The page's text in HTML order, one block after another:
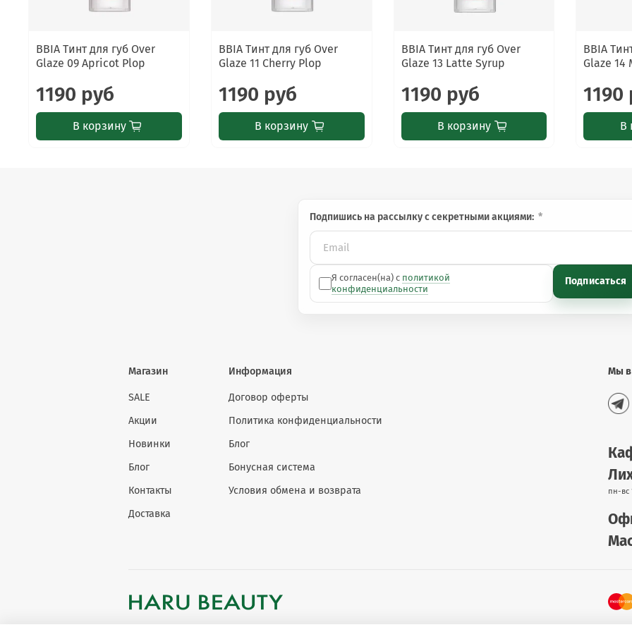
⚠️ Важно знать
Только для наружного применения. Не наносите на повреждённую кожу губ. Избегайте попадания в глаза. При
появлении раздражения прекратите использование.
BBIA Тинт для губ Over
Glaze 09 Apricot Plop
1190 руб
В корзину
BBIA Тинт для губ Over
Glaze 11 Cherry Plop
1190 руб
В корзину
BBIA Тинт для губ Over
Glaze 13 Latte Syrup
1190 руб
В корзину
BBIA
Glaze 14
1190
В
Подпишись на рассылку с секретными акциями:
Я согласен(на) с политикой
конфиденциальности
Подписаться
Магазин
SALE
Акции
Новинки
Блог
Контакты
Доставка
Информация
Договор оферты
Политика конфиденциальности
Блог
Бонусная система
Условия обмена и возврата
Мы в
пн-вс